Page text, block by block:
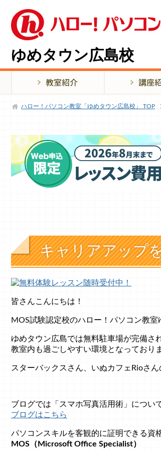
ゆめタウン広島校
ハロー！パソコン教室「ゆめタウン広島校」 TOP
キャリアアップ
皆さんこんにちは！
MOS試験認定校のハロー！パソコン教室
ゆめタウン広島では無料駐車場が完備さ
教室内も過ごしやすい環境となっており
スターバックスさん、いぬカフェRioさん
ブログでは「スマホ写真活用術」につい
ブログはこちら
パソコンスキルを客観的に証明できる資
MOS（Microsoft Office Specialist）